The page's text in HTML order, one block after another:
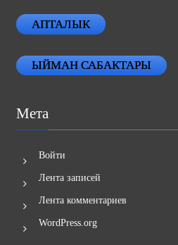
АПТАЛЫК
ЫЙМАН САБАКТАРЫ
Мета
Войти
Лента записей
Лента комментариев
WordPress.org